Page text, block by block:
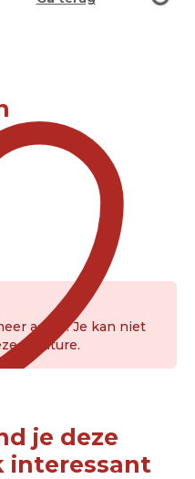
actief. Je kan niet
vacature.
je deze
interessant